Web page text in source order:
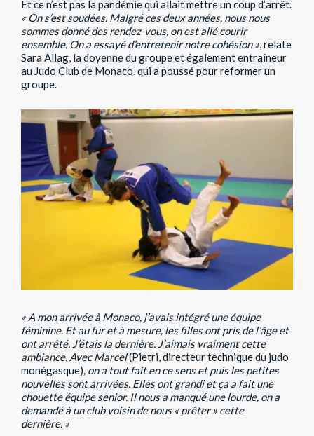
Et ce n’est pas la pandémie qui allait mettre un coup d’arrêt.
« On s’est soudées. Malgré ces deux années, nous nous
sommes donné des rendez-vous, on est allé courir
ensemble. On a essayé d’entretenir notre cohésion », relate
Sara Allag, la doyenne du groupe et également entraîneur
au Judo Club de Monaco, qui a poussé pour reformer un
groupe.
« A mon arrivée à Monaco, j’avais intégré une équipe
féminine. Et au fur et à mesure, les filles ont pris de l’âge et
ont arrêté. J’étais la dernière. J’aimais vraiment cette
ambiance. Avec Marcel(Pietri, directeur technique du judo
monégasque), on a tout fait en ce sens et puis les petites
nouvelles sont arrivées. Elles ont grandi et ça a fait une
chouette équipe senior. Il nous a manqué une lourde, on a
demandé à un club voisin de nous « prêter » cette
dernière. »